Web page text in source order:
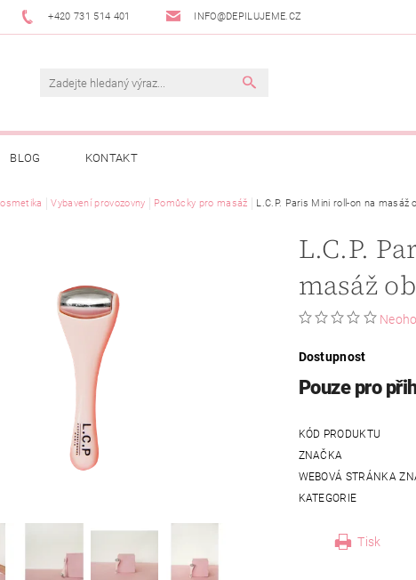
+420 731 514 401 INFO@DEPILUJEME.CZ
BLOG KONTAKT
Vybavení provozovny Pomůcky pro masáž L.C.P. Paris Mini roll-on na masáž
L.C.P.
masáž
Dostupnost
Pouze pro
KÓD PRODUKTU
ZNAČKA
WEBOVÁ STRÁNKA
KATEGORIE
Tisk